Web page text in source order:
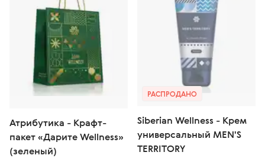
Атрибутика - Крафт-
пакет «Дарите Wellness»
(зеленый)
РАСПРОДАНО
Siberian Wellness - Крем
универсальный MEN'S
TERRITORY